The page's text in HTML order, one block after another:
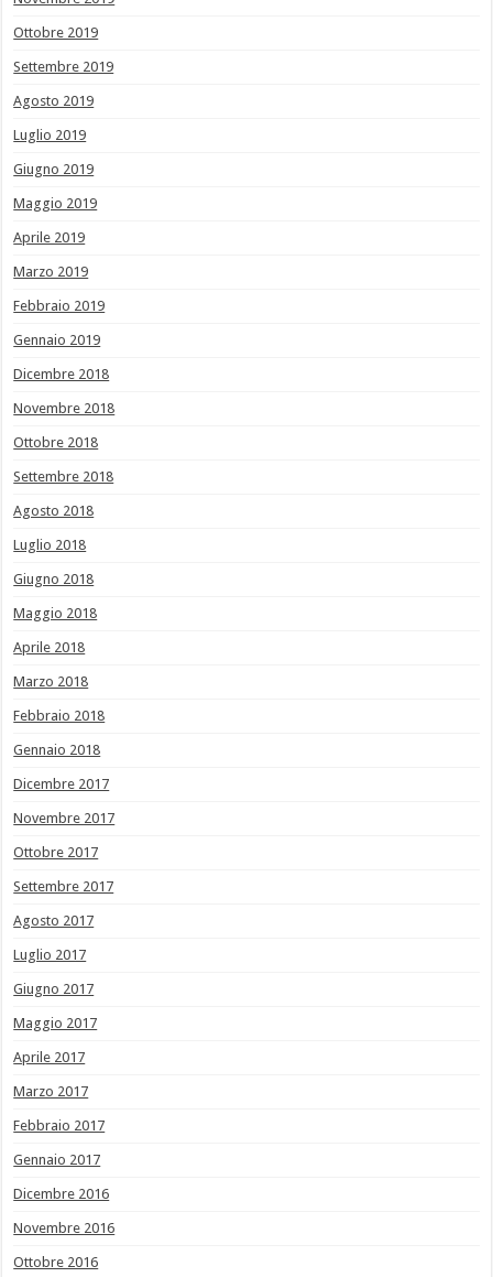
Ottobre 2019
Settembre 2019
Agosto 2019
Luglio 2019
Giugno 2019
Maggio 2019
Aprile 2019
Marzo 2019
Febbraio 2019
Gennaio 2019
Dicembre 2018
Novembre 2018
Ottobre 2018
Settembre 2018
Agosto 2018
Luglio 2018
Giugno 2018
Maggio 2018
Aprile 2018
Marzo 2018
Febbraio 2018
Gennaio 2018
Dicembre 2017
Novembre 2017
Ottobre 2017
Settembre 2017
Agosto 2017
Luglio 2017
Giugno 2017
Maggio 2017
Aprile 2017
Marzo 2017
Febbraio 2017
Gennaio 2017
Dicembre 2016
Novembre 2016
Ottobre 2016